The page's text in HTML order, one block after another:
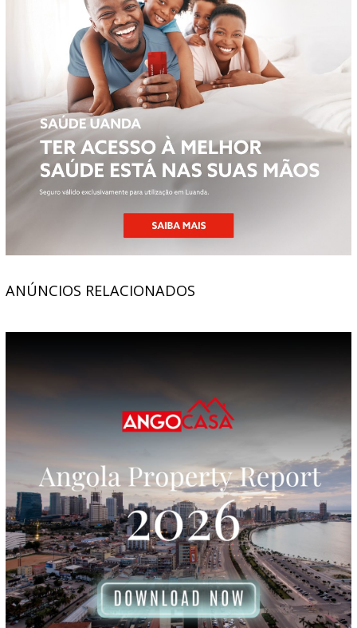
ANÚNCIOS RELACIONADOS